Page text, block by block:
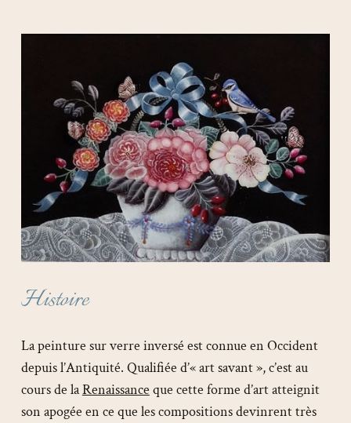
Histoire
La peinture sur verre inversé est connue en Occident
depuis l’Antiquité. Qualifiée d’« art savant », c’est au
cours de laRenaissance que cette forme d’art atteignit
son apogée en ce que les compositions devinrent très